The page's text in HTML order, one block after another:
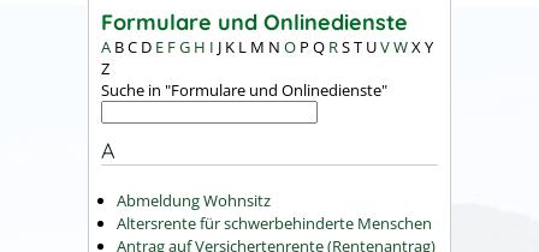
Formulare und Onlinedienste
A BC D E FG H I J K L M N O P Q RST UVWXY
Z
Suche in "Formulare und Onlinedienste"
A
Abmeldung Wohnsitz
Altersrente für schwerbehinderte Menschen
Antrag auf Versichertenrente (Rentenantrag)